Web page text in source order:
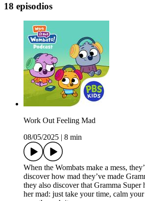
18 episodios
Work Out Feeling Mad
08/05/2025
8 min
When the Wombats make a mess,
discover how mad they’ve made
they also discover that Gramma Super
her mad: just take your time, calm